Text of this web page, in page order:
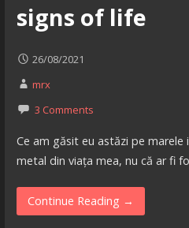
signs of life
26/08/2021
mrx
3 Comments
Ce am găsit eu astăzi pe marele
metal din viața mea, nu că ar fi
Continue Reading →